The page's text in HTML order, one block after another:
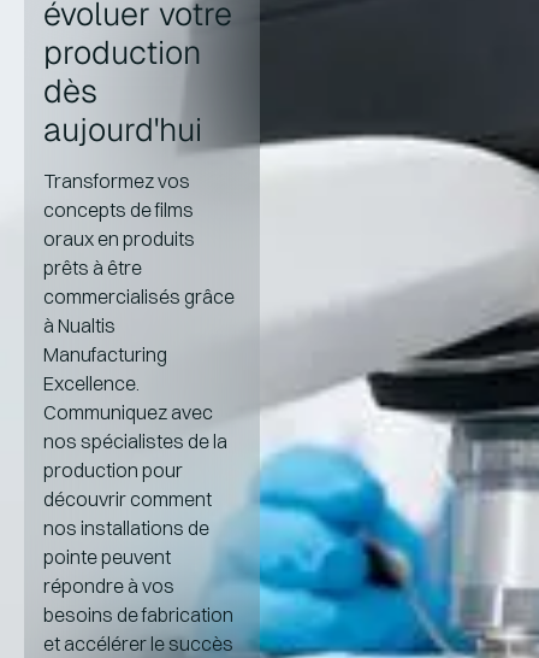
produits et une documentation automatisée.
prennent en charge des formulations
personnalisées, de multiples gammes de produits
et une production évolutive, des quantités
cliniques aux quantités commerciales.
évoluer votre
production
dès
aujourd'hui
Transformez vos
concepts de films
oraux en produits
prêts à être
commercialisés grâce
à Nualtis
Manufacturing
Excellence.
Communiquez avec
nos spécialistes de la
production pour
découvrir comment
nos installations de
pointe peuvent
répondre à vos
besoins de fabrication
et accélérer le succès